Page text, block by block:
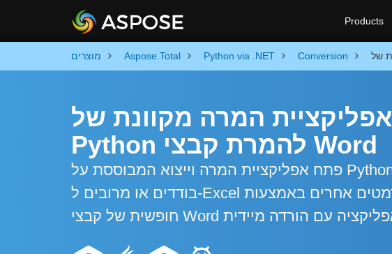
Products
מוצרים Aspose.Total Python via .NET Conversion
אפליקציית המרה מקוונת של Word ל-Excel וקוד
Python להמרת קבצי Word
פתח אפליקציית המרה וייצוא המבוססת על Python רבת עוצמה Word. המר קבצי Word
בודדים או מרובים ל-Excel ולפורמטים אחרים באמצעות Python Automation API. המרה